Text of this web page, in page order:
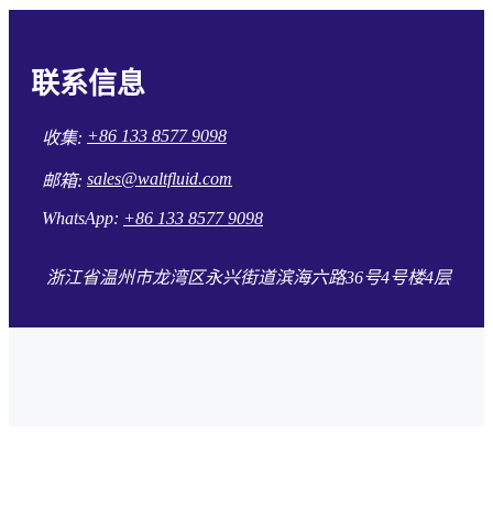
联系信息
收集: +86 133 8577 9098
邮箱: sales@waltfluid.com
WhatsApp: +86 133 8577 9098
浙江省温州市龙湾区永兴街道滨海六路36号4号楼4层